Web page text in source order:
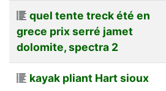
quel tente treck été en
grece prix serré jamet
dolomite, spectra 2
kayak pliant Hart sioux